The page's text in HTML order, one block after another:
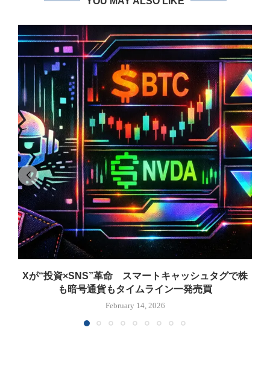
Xが“投資×SNS”革命 スマートキャッシュタグで株
も暗号通貨もタイムライン一発売買
February 14, 2026